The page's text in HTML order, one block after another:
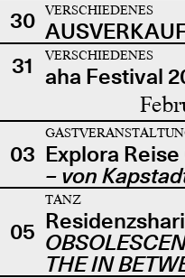
30
VERSCHIEDENES
31
VERSCHIEDENES
aha Festival
03 Explora
– von
05
TANZ
THE IN